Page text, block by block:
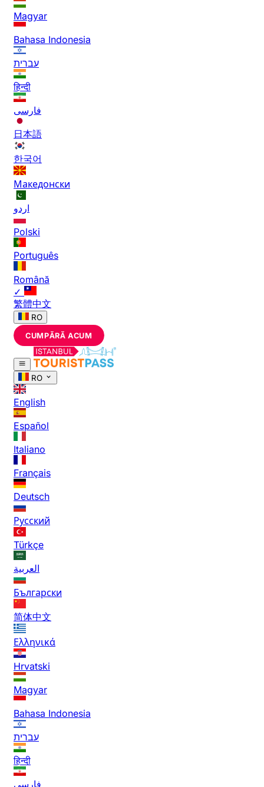
Magyar
Bahasa Indonesia
עברית
हिन्दी
فارسی
日本語
한국어
Македонски
اردو
Polski
Português
Română
✓
繁體中文
RO
CUMPĂRĂ ACUM
RO
English
Español
Italiano
Français
Deutsch
Русский
Türkçe
العربية
Български
简体中文
Ελληνικά
Hrvatski
Magyar
Bahasa Indonesia
עברית
हिन्दी
فارسی